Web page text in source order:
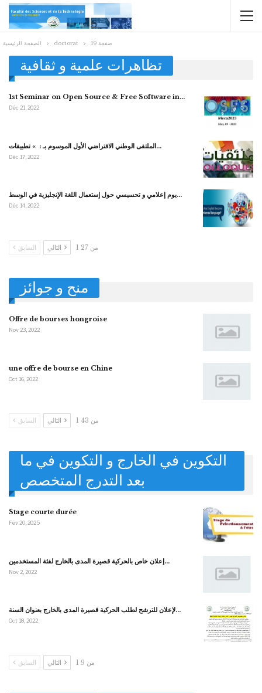
الصفحة الرئيسية doctorat صفحة 19
تظاهرات علمية و ثقافية
1st Seminar on Open Source & Free Software in…
Déc 21, 2022
الملتقى الوطني الافتراضي الأول الموسوم بـ : » تطبيقات…
Déc 17, 2022
يوم إعلامي و تحسيسي حول إستعمال اللغة الإنجليزية في الوسط…
Déc 14, 2022
السابق 1 من 27
منح و جوائز
Offre de bourses hongroise
Nov 23, 2022
une offre de bourse en Chine
Oct 16, 2022
السابق 1 من 43
التكوين في الخارج و التكوين في ما
بعد التدرج المتخصص
Stage courte durée
Fév 20, 2025
إعلان خاص بالحركية قصيرة المدى بالخارج لفئة المستخدمين…
Nov 2, 2022
لإعلان للترشح لطلب الحركية قصيرة المدى بالخارج بعنوان السنة…
Oct 18, 2022
السابق 1 من 9